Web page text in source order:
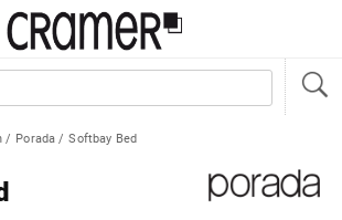
/ Porada / Softbay Bed